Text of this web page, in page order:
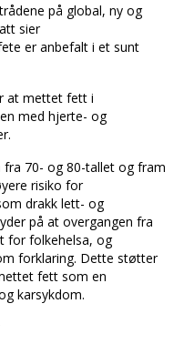
på global, ny og
sier
er anbefalt i et sunt
at mettet fett i
med hjerte- og
70- og 80-tallet og fram
risiko for
drakk lett- og
på at overgangen fra
for folkehelsa, og
forklaring. Dette støtter
fett som en
karsykdom.